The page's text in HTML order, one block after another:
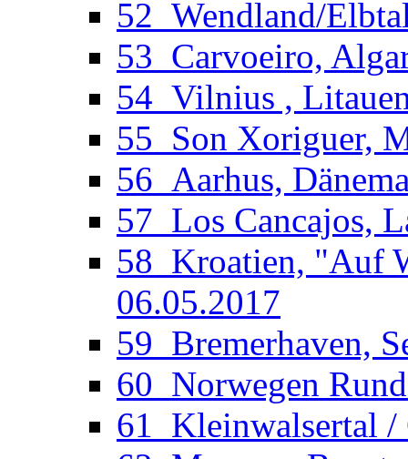
52_Wendland/
53_Carvoeiro,
54_Vilnius ,
55_Son Xoriguer,
56_Aarhus,
57_Los Cancajos,
58_Kroatien, "Auf
06.05.2017
59_Bremerhaven,
60_Norwegen
61_Kleinwalsertal /